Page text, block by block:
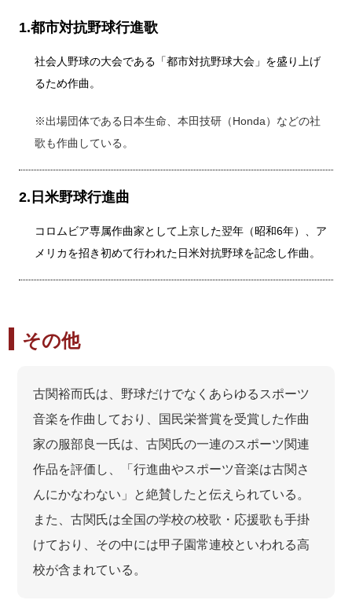
1.都市対抗野球行進歌
社会人野球の大会である「都市対抗野球大会」を盛り上げ
るため作曲。
※出場団体である日本生命、本田技研（Honda）などの社
歌も作曲している。
2.日米野球行進曲
コロムビア専属作曲家として上京した翌年（昭和6年）、ア
メリカを招き初めて行われた日米対抗野球を記念し作曲。
その他
古関裕而氏は、野球だけでなくあらゆるスポーツ
音楽を作曲しており、国民栄誉賞を受賞した作曲
家の服部良一氏は、古関氏の一連のスポーツ関連
作品を評価し、「行進曲やスポーツ音楽は古関さ
んにかなわない」と絶賛したと伝えられている。
また、古関氏は全国の学校の校歌・応援歌も手掛
けており、その中には甲子園常連校といわれる高
校が含まれている。